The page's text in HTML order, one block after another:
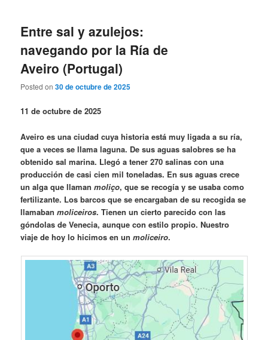
Entre sal y azulejos:
navegando por la Ría de
Aveiro (Portugal)
Posted on30 de octubre de 2025
11 de octubre de 2025
Aveiro es una ciudad cuya historia está muy ligada a su ría,
que a veces se llama laguna. De sus aguas salobres se ha
obtenido sal marina. Llegó a tener 270 salinas con una
producción de casi cien mil toneladas. En sus aguas crece
un alga que llamanmoliço, que se recogía y se usaba como
fertilizante. Los barcos que se encargaban de su recogida se
llamabanmoliceiros. Tienen un cierto parecido con las
góndolas de Venecia, aunque con estilo propio. Nuestro
viaje de hoy lo hicimos en unmoliceiro.